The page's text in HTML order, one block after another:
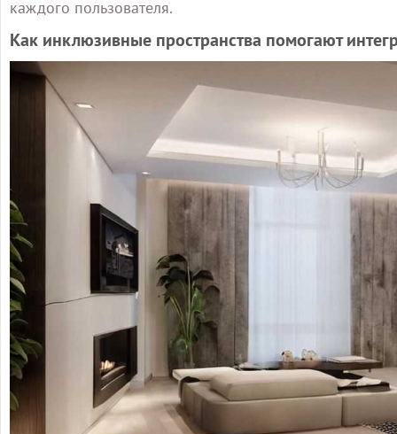
каждого пользователя.
Как инклюзивные пространства помогают